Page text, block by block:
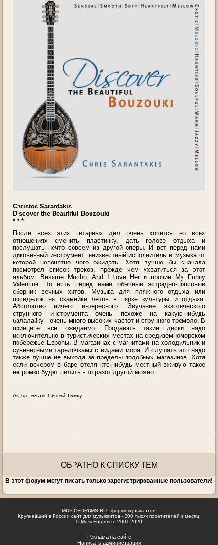
Christos Sarantakis
Discover the Beautiful Bouzouki
* * *
После всех этих гитарных дел очень хочется во всех
отношениях сменить пластинку, дать голове отдыха и
послушать нечто совсем из другой оперы. И вот перед нами
диковинный инструмент, неизвестный исполнитель и музыка от
которой непонятно чего ожидать. Хотя лучше бы сначала
посмотрел список треков, прежде чем ухватиться за этот
альбом. Besame Mucho, And I Love Her и прочие My Funny
Valentine. То есть перед нами обычный эстрадно-попсовый
сборник вечных хитов. Музыка для пляжного отдыха или
посиделок на скамейке летов в парке культуры и отдыха.
Абсолютно ничего интересного. Звучание экзотического
струнного инструмента очень похоже на какую-нибудь
балалайку - очень много высоких частот и струнного тремоло. В
принципе все ожидаемо. Продавать такие диски надо
исключительно в туристических местах на средиземноморском
побережье Европы. В магазинах с магнитами на холодильник и
сувенирными тарелочками с видами моря. И слушать это надо
также лучше не выходя за пределы подобных магазинов. Хотя
если вечером в баре отеля кто-нибудь местный вживую такое
негромко будет пилить - то разок другой можно.
Автор текста: Сергей Тынку
ОБРАТНО К СПИСКУ ТЕМ
В этот форум могут писать только зарегистрированные пользователи!
MUSICFORUMS.RU - форум музыкантов.
Крупнейший в России сайт для музыкантов - 300 тысяч посетителей в месяц.
© MusicForums.ru 2001-2020
Реклама на сайте
Написать администрации